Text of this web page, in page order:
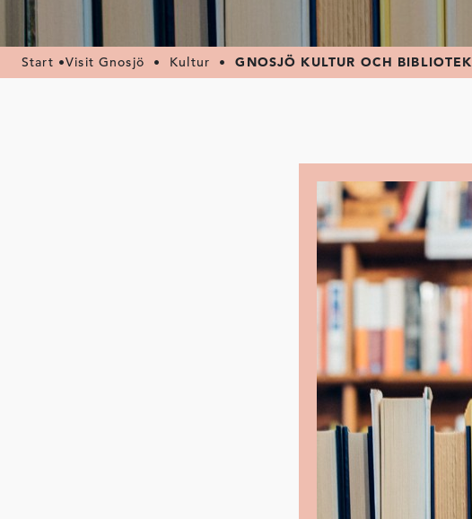
Start •Visit Gnosjö • Kultur • GNOSJÖ KULTUR OCH BIBLIOTEK